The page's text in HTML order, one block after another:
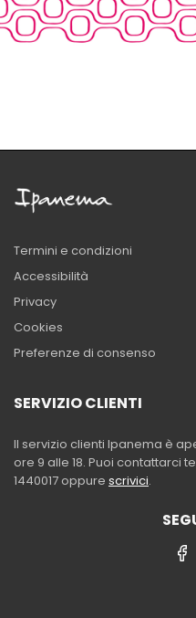
Termini e condizioni
Accessibilità
Privacy
Cookies
Preferenze di consenso
SERVIZIO CLIENTI
Il servizio clienti Ipanema è
ore 9 alle 18. Puoi contattarci
1440017 oppure scrivici.